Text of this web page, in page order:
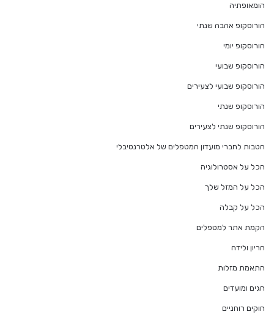
הומאופתיה
הורוסקופ אהבה שנתי
הורוסקופ יומי
הורוסקופ שבועי
הורוסקופ שבועי לצעירים
הורוסקופ שנתי
הורוסקופ שנתי לצעירים
הטבות לחברי מועדון המטפלים של אלטרנטיבלי
הכל על אסטרולוגיה
הכל על המזל שלך
הכל על קבלה
הקמת אתר למטפלים
הריון ולידה
התאמת מזלות
חגים ומועדים
חוקים רוחניים